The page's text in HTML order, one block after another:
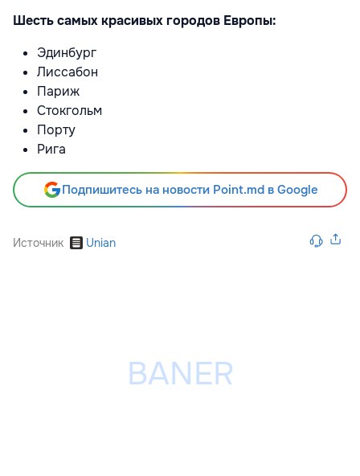
Шесть самых красивых городов Европы:
Эдинбург
Лиссабон
Париж
Стокгольм
Порту
Рига
Подпишитесь на новости Point.md в Google
Источник Unian